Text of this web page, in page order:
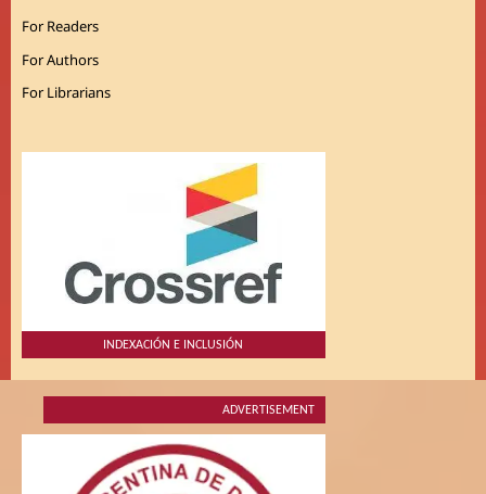
For Readers
For Authors
For Librarians
INDEXACIÓN E INCLUSIÓN
ADVERTISEMENT